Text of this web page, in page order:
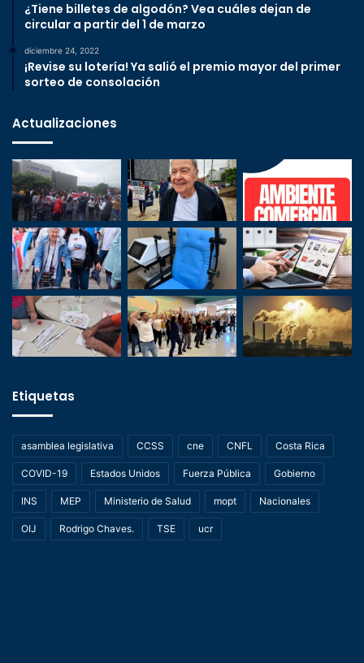
¿Tiene billetes de algodón? Vea cuáles dejan de
circular a partir del 1 de marzo
diciembre 24, 2022
¡Revise su lotería! Ya salió el premio mayor del primer
sorteo de consolación
Actualizaciones
Etiquetas
asamblea legislativa CCSS cne CNFL Costa Rica
COVID-19 Estados Unidos Fuerza Pública Gobierno
INS MEP Ministerio de Salud mopt Nacionales
OIJ Rodrigo Chaves. TSE ucr